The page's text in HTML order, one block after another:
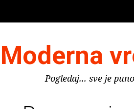
Moderna
Pogledaj... sve je